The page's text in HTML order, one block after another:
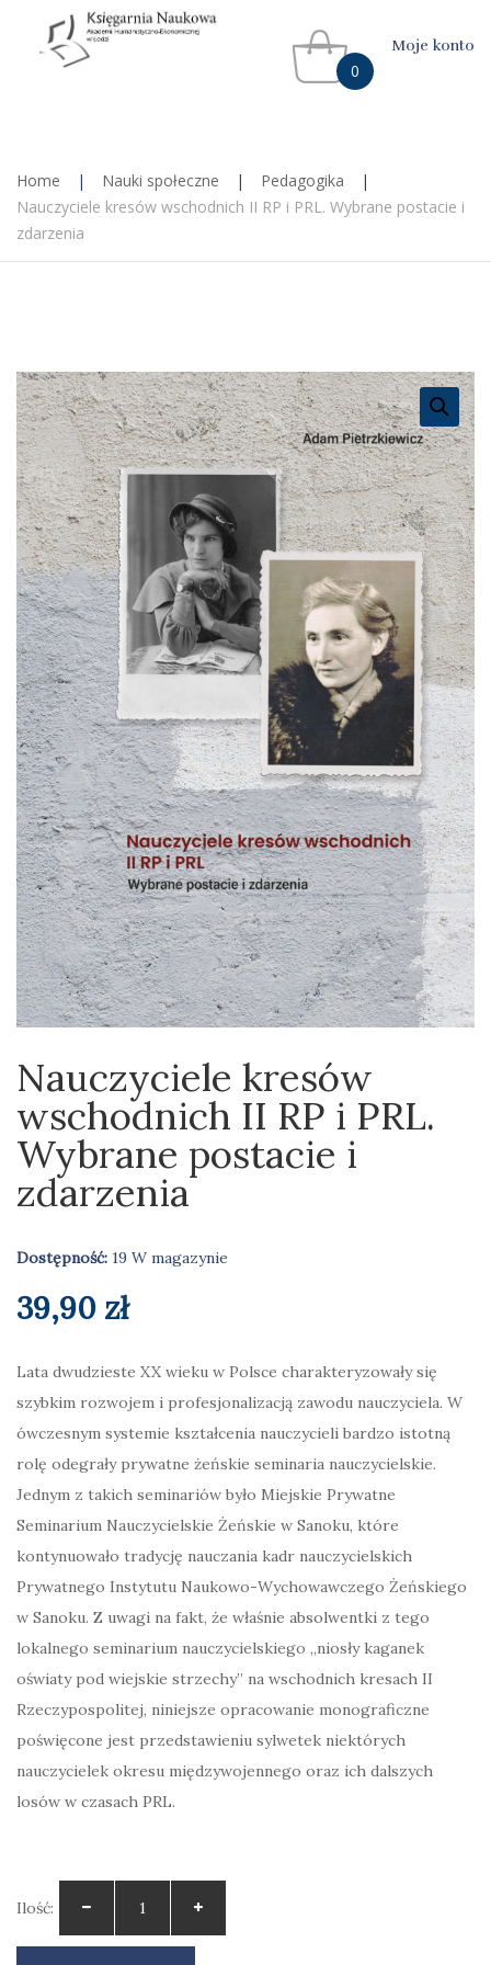
0
Moje konto
Home | Nauki społeczne | Pedagogika
|
Nauczyciele kresów wschodnich II RP i PRL. Wybrane postacie i
zdarzenia
Nauczyciele kresów
wschodnich II RP i PRL.
Wybrane postacie i
zdarzenia
Dostępność: 19 W magazynie
39,90 zł
Lata dwudzieste XX wieku w Polsce charakteryzowały się
szybkim rozwojem i profesjonalizacją zawodu nauczyciela. W
ówczesnym systemie kształcenia nauczycieli bardzo istotną
rolę odegrały prywatne żeńskie seminaria nauczycielskie.
Jednym z takich seminariów było Miejskie Prywatne
Seminarium Nauczycielskie Żeńskie w Sanoku, które
kontynuowało tradycję nauczania kadr nauczycielskich
Prywatnego Instytutu Naukowo-Wychowawczego Żeńskiego
w Sanoku. Z uwagi na fakt, że właśnie absolwentki z tego
lokalnego seminarium nauczycielskiego „niosły kaganek
oświaty pod wiejskie strzechy” na wschodnich kresach II
Rzeczypospolitej, niniejsze opracowanie monograficzne
poświęcone jest przedstawieniu sylwetek niektórych
nauczycielek okresu międzywojennego oraz ich dalszych
losów w czasach PRL.
Ilość: